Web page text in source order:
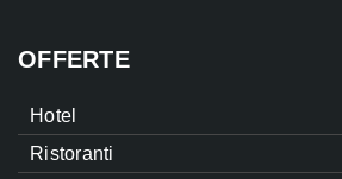
OFFERTE
Hotel
Ristoranti